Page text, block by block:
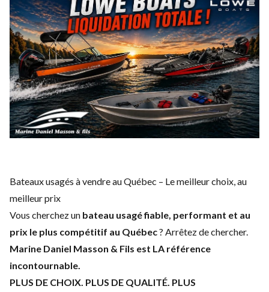
Bateaux usagés à vendre au Québec – Le meilleur choix, au
meilleur prix
Vous cherchez un bateau usagé fiable, performant et au
prix le plus compétitif au Québec? Arrêtez de chercher.
Marine Daniel Masson & Fils est LA référence
incontournable.
PLUS DE CHOIX. PLUS DE QUALITÉ. PLUS